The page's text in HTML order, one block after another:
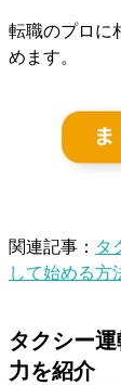
転職のプロに
めます。
関連記事： タ
して始める方
タクシー
力を紹介